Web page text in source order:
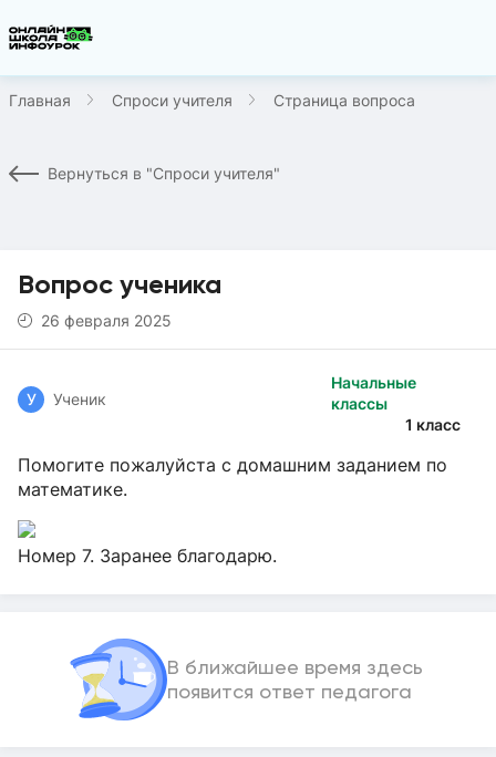
Главная Спроси учителя Страница вопроса
Вернуться в "Спроси учителя"
Вопрос ученика
26 февраля 2025
Начальные
классы
1 класс
У Ученик
Помогите пожалуйста с домашним заданием по
математике.
Номер 7. Заранее благодарю.
В ближайшее время здесь
появится ответ педагога